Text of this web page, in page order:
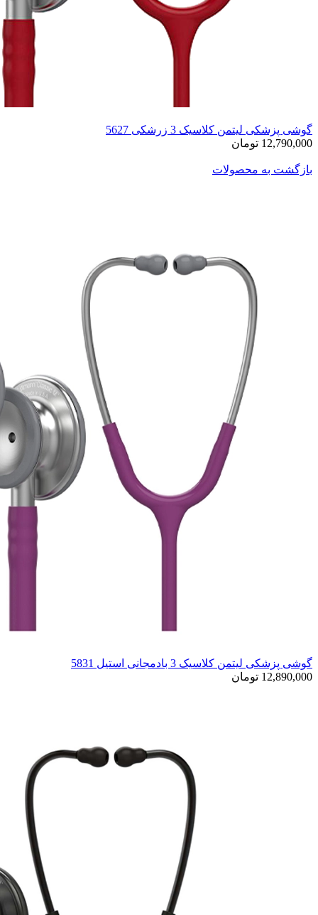
گوشی پزشکی لیتمن کلاسیک 3 زرشکی 5627
12,790,000 تومان
بازگشت به محصولات
گوشی پزشکی لیتمن کلاسیک 3 بادمجانی استیل 5831
12,890,000 تومان